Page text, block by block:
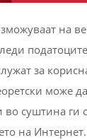
на
за
може
во суштина ги
на Интернет.